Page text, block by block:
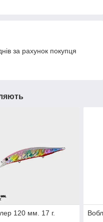
за рахунок покупця
120 мм. 17 г.